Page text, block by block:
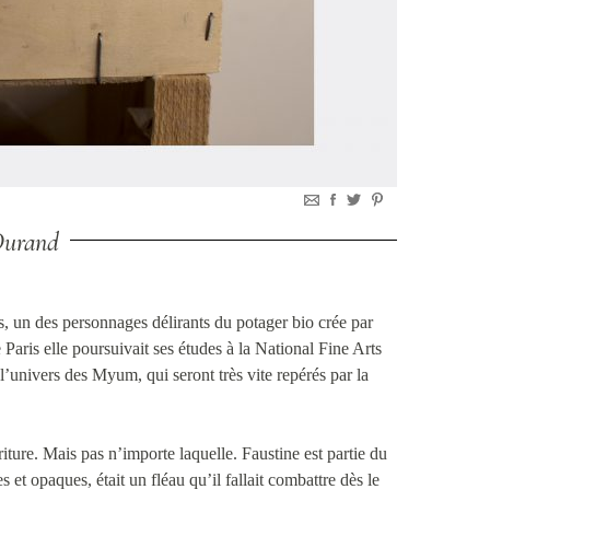
un des personnages délirants du potager bio crée par
elle poursuivait ses études à la National Fine Arts
des Myum, qui seront très vite repérés par la
Mais pas n’importe laquelle. Faustine est partie du
et opaques, était un fléau qu’il fallait combattre dès le